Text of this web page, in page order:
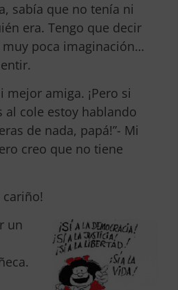
sabía que no tenía ni
era. Tengo que decir
poca imaginación…
mejor amiga. ¡Pero si
al cole estoy hablando
de nada, papá!”- Mi
creo que no tiene
cariño!
un